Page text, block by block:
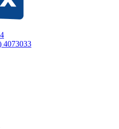
4073033